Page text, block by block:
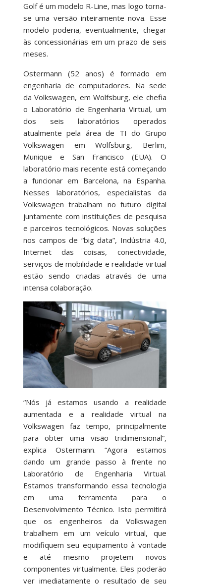
Golf é um modelo R-Line, mas logo torna-
se uma versão inteiramente nova. Esse
modelo poderia, eventualmente, chegar
às concessionárias em um prazo de seis
meses.
Ostermann (52 anos) é formado em
engenharia de computadores. Na sede
da Volkswagen, em Wolfsburg, ele chefia
o Laboratório de Engenharia Virtual, um
dos seis laboratórios operados
atualmente pela área de TI do Grupo
Volkswagen em Wolfsburg, Berlim,
Munique e San Francisco (EUA). O
laboratório mais recente está começando
a funcionar em Barcelona, na Espanha.
Nesses laboratórios, especialistas da
Volkswagen trabalham no futuro digital
juntamente com instituições de pesquisa
e parceiros tecnológicos. Novas soluções
nos campos de “big data”, Indústria 4.0,
Internet das coisas, conectividade,
serviços de mobilidade e realidade virtual
estão sendo criadas através de uma
intensa colaboração.
“Nós já estamos usando a realidade
aumentada e a realidade virtual na
Volkswagen faz tempo, principalmente
para obter uma visão tridimensional”,
explica Ostermann. “Agora estamos
dando um grande passo à frente no
Laboratório de Engenharia Virtual.
Estamos transformando essa tecnologia
em uma ferramenta para o
Desenvolvimento Técnico. Isto permitirá
que os engenheiros da Volkswagen
trabalhem em um veículo virtual, que
modifiquem seu equipamento à vontade
e até mesmo projetem novos
componentes virtualmente. Eles poderão
ver imediatamente o resultado de seu